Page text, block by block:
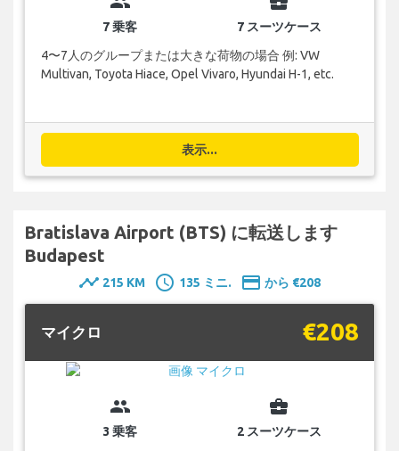
7 乗客
7 スーツケース
4〜7人のグループまたは大きな荷物の場合 例: VW
Multivan, Toyota Hiace, Opel Vivaro, Hyundai H-1, etc.
表示...
Bratislava Airport (BTS) に転送します
Budapest
timeline 215 KM schedule 135 ミニ. payment から €208
マイクロ €208
group
3 乗客
business_center
2 スーツケース